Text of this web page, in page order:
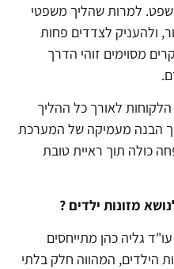
למרות שהליך משפטי
ולהעניק לצדדים פחות
מסוימים זוהי הדרך
לאורך כל ההליך
הבנה מעמיקה של המערכת
כולה תוך ראיית טובת
מזונות ילדים ?
גליה כהן מתייחסים
הילדים, המהווה חלק בלתי